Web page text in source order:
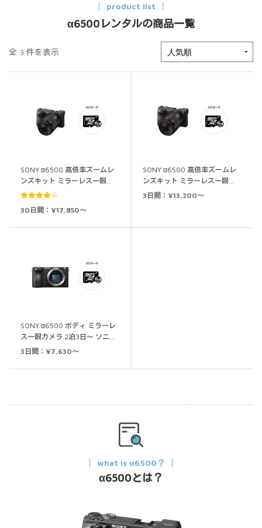
product list
α6500レンタルの商品一覧
全 3 件を表示
SONY α6500 高倍率ズームレ
ンズキット ミラーレス一眼…
5段階中
価
30日間：¥17,850～
SONY α6500 高倍率ズームレ
ンズキット ミラーレス一眼…
3日間：¥13,200～
SONY α6500 ボディ ミラーレ
ス一眼カメラ 2泊3日～ ソニ…
3日間：¥7,630～
what is α6500？
α6500とは？